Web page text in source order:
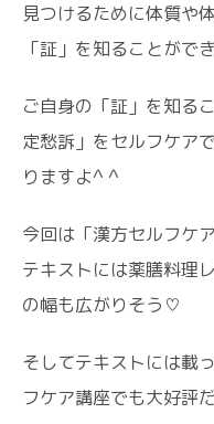
見つけるために体質や
「証」を知ることがで
ご自身の「証」を知る
定愁訴」をセルフケア
りますよ^ ^
今回は「漢方セルフケ
テキストには薬膳料理
の幅も広がりそう♡
そしてテキストには載
フケア講座でも大好評